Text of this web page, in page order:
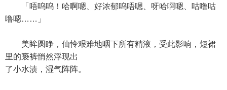
「唔呜呜！哈啊嗯、好浓郁呜唔嗯、呀哈啊嗯、咕噜咕
噜嗯……」
美眸圆睁，仙怜艰难地咽下所有精液，受此影响，短裙
里的亵裤悄然浮现出
了小水渍，湿气阵阵。